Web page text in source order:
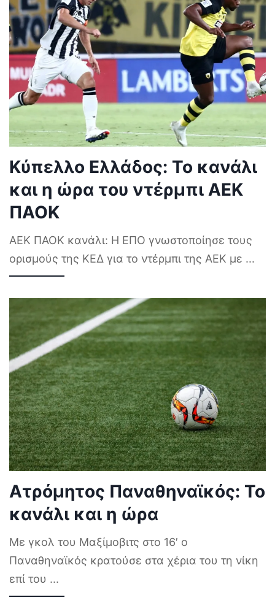
Κύπελλο Ελλάδος: Το κανάλι
και η ώρα του ντέρμπι ΑΕΚ
ΠΑΟΚ
ΑΕΚ ΠΑΟΚ κανάλι: Η ΕΠΟ γνωστοποίησε τους
ορισμούς της ΚΕΔ για το ντέρμπι της ΑΕΚ με ...
Ατρόμητος Παναθηναϊκός: Το
κανάλι και η ώρα
Με γκολ του Μαξίμοβιτς στο 16′ ο
Παναθηναϊκός κρατούσε στα χέρια του τη νίκη
επί του ...